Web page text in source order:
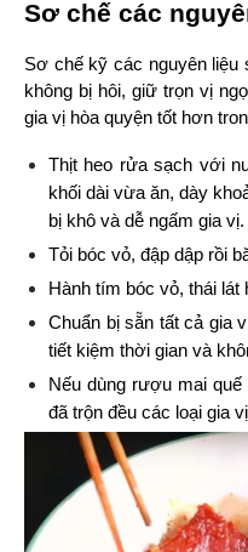
Sơ chế các
Sơ chế kỹ các nguyên liệu
không bị hôi, giữ trọn vị
gia vị hòa quyện tốt hơn
Thịt heo rửa sạch với
khối dài vừa ăn, dày
bị khô và dễ ngấm gia vị.
Tỏi bóc vỏ, đập dập rồi
Hành tím bóc vỏ, thái lát
Chuẩn bị sẵn tất cả gia
tiết kiệm thời gian và
Nếu dùng rượu mai
đã trộn đều các loại gia